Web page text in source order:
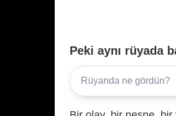
Peki aynı rüyada